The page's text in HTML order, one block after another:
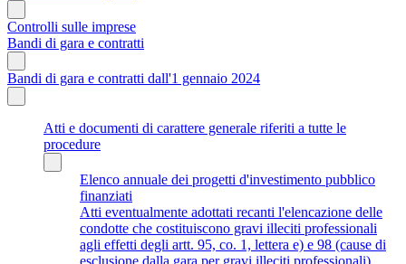
Controlli sulle imprese
Bandi di gara e contratti
Bandi di gara e contratti dall'1 gennaio 2024
Atti e documenti di carattere generale riferiti a tutte le
procedure
Elenco annuale dei progetti d'investimento pubblico
finanziati
Atti eventualmente adottati recanti l'elencazione delle
condotte che costituiscono gravi illeciti professionali
agli effetti degli artt. 95, co. 1, lettera e) e 98 (cause di
esclusione dalla gara per gravi illeciti professionali)